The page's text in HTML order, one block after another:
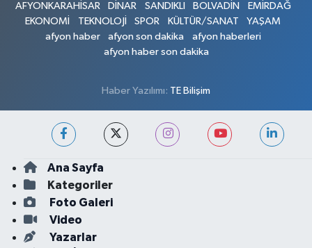
AFYONKARAHİSAR DİNAR SANDIKLI BOLVADİN
EMİRDAĞ
EKONOMİ
TEKNOLOJİ SPOR KÜLTÜR/SANAT
YAŞAM
afyon haber
afyon son dakika
afyon haberleri
afyon haber son dakika
Haber Yazılımı: TE Bilişim
Ana Sayfa
Kategoriler
Foto Galeri
Video
Yazarlar